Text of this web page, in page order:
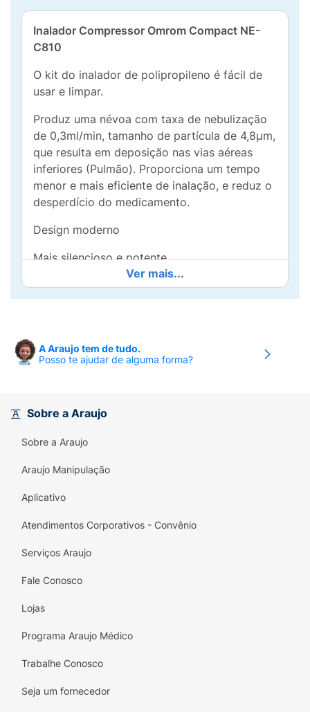
Inalador Compressor Omrom Compact NE-
C810
O kit do inalador de polipropileno é fácil de
usar e limpar.
Produz uma névoa com taxa de nebulização
de 0,3ml/min, tamanho de partícula de 4,8µm,
que resulta em deposição nas vias aéreas
inferiores (Pulmão). Proporciona um tempo
menor e mais eficiente de inalação, e reduz o
desperdício do medicamento.
Design moderno
Mais silencioso e potente
Tecnologia V.V.T exclusiva Omron
Taxa de nebulização de 0,3 ml/min
Máscara adulta e infantil inclusas
Ver mais...
A Araujo tem de tudo.
Posso te ajudar de alguma forma?
Sobre a Araujo
Sobre a Araujo
Araujo Manipulação
Aplicativo
Atendimentos Corporativos - Convênio
Serviços Araujo
Fale Conosco
Lojas
Programa Araujo Médico
Trabalhe Conosco
Seja um fornecedor